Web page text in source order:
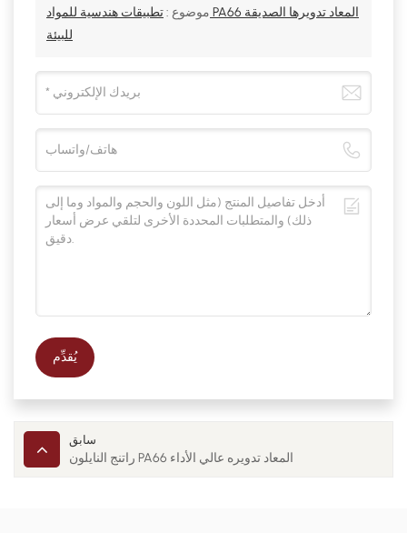
موضوع :تطبيقات هندسية للمواد PA66 المعاد تدويرها الصديقة
للبيئة
يُقدِّم
سابق
راتنج النايلون PA66 المعاد تدويره عالي الأداء